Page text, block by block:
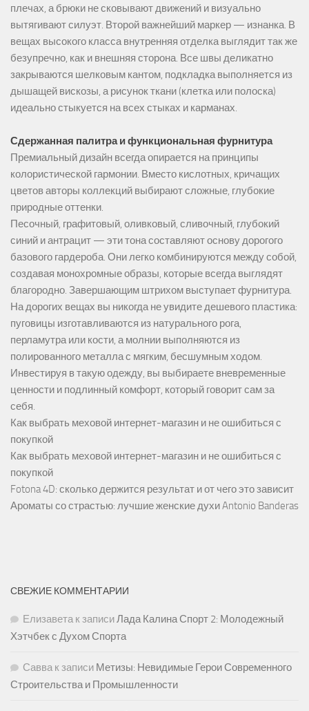
плечах, а брюки не сковывают движений и визуально
вытягивают силуэт. Второй важнейший маркер — изнанка. В
вещах высокого класса внутренняя отделка выглядит так же
безупречно, как и внешняя сторона. Все швы деликатно
закрываются шелковым кантом, подкладка выполняется из
дышащей вискозы, а рисунок ткани (клетка или полоска)
идеально стыкуется на всех стыках и карманах.
Сдержанная палитра и функциональная фурнитура
Премиальный дизайн всегда опирается на принципы
колористической гармонии. Вместо кислотных, кричащих
цветов авторы коллекций выбирают сложные, глубокие
природные оттенки.
Песочный, графитовый, оливковый, сливочный, глубокий
синий и антрацит — эти тона составляют основу дорогого
базового гардероба. Они легко комбинируются между собой,
создавая монохромные образы, которые всегда выглядят
благородно. Завершающим штрихом выступает фурнитура.
На дорогих вещах вы никогда не увидите дешевого пластика:
пуговицы изготавливаются из натурального рога,
перламутра или кости, а молнии выполняются из
полированного металла с мягким, бесшумным ходом.
Инвестируя в такую одежду, вы выбираете вневременные
ценности и подлинный комфорт, который говорит сам за
себя.
Как выбрать меховой интернет-магазин и не ошибиться с
покупкой
Как выбрать меховой интернет-магазин и не ошибиться с
покупкой
Fotona 4D: сколько держится результат и от чего это зависит
Ароматы со страстью: лучшие женские духи Antonio Banderas
СВЕЖИЕ КОММЕНТАРИИ
Елизаветак записиЛада Калина Спорт 2: Молодежный
Хэтчбек с Духом Спорта
Саввак записи Метизы: Невидимые Герои Современного
Строительства и Промышленности